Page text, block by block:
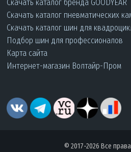
Скачать каталог бренда GOODYEAR
Скачать каталог пневматических
Скачать каталог шин для
Подбор шин для профессионалов
Карта сайта
Интернет-магазин Волтайр-Пром
© 2017-2026 Все